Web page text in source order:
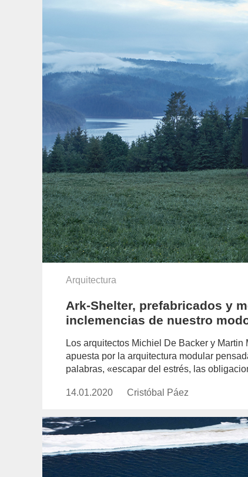
Arquitectura
Ark-Shelter, prefabricados y
inclemencias de nuestro
Los arquitectos Michiel De Backer y
apuesta por la arquitectura modular
palabras, «escapar del estrés, las
Publicado
14.01.2020
https://www.experimenta.es/
Cristóbal Páez